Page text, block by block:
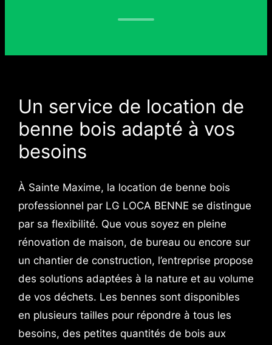
Un service de location de
benne bois adapté à vos
besoins
À Sainte Maxime, la location de benne bois
professionnel par LG LOCA BENNE se distingue
par sa flexibilité. Que vous soyez en pleine
rénovation de maison, de bureau ou encore sur
un chantier de construction, l’entreprise propose
des solutions adaptées à la nature et au volume
de vos déchets. Les bennes sont disponibles
en plusieurs tailles pour répondre à tous les
besoins, des petites quantités de bois aux